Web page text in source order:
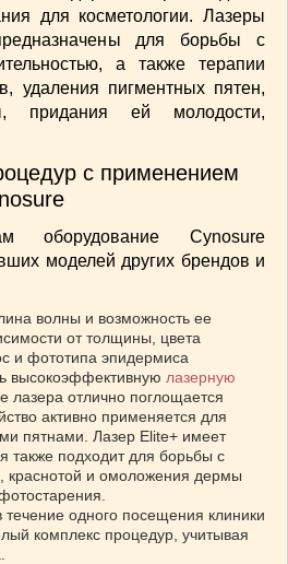
(185)
(38)
для косметологии. Лазеры
для борьбы с
а также терапии
удаления пигментных пятен,
придания ей молодости,
с применением
оборудование Cynosure
моделей других брендов и
волны и возможность ее
от толщины, цвета
и фототипа эпидермиса
высокоэффективную лазерную
лазера отлично поглощается
активно применяется для
пятнами. Лазер Elite+ имеет
также подходит для борьбы с
краснотой и омоложения дермы
течение одного посещения клиники
комплекс процедур, учитывая